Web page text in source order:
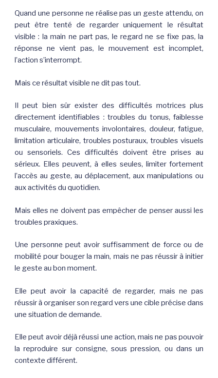
Quand une personne ne réalise pas un geste attendu, on
peut être tenté de regarder uniquement le résultat
visible : la main ne part pas, le regard ne se fixe pas, la
réponse ne vient pas, le mouvement est incomplet,
l’action s’interrompt.
Mais ce résultat visible ne dit pas tout.
Il peut bien sûr exister des difficultés motrices plus
directement identifiables : troubles du tonus, faiblesse
musculaire, mouvements involontaires, douleur, fatigue,
limitation articulaire, troubles posturaux, troubles visuels
ou sensoriels. Ces difficultés doivent être prises au
sérieux. Elles peuvent, à elles seules, limiter fortement
l’accès au geste, au déplacement, aux manipulations ou
aux activités du quotidien.
Mais elles ne doivent pas empêcher de penser aussi les
troubles praxiques.
Une personne peut avoir suffisamment de force ou de
mobilité pour bouger la main, mais ne pas réussir à initier
le geste au bon moment.
Elle peut avoir la capacité de regarder, mais ne pas
réussir à organiser son regard vers une cible précise dans
une situation de demande.
Elle peut avoir déjà réussi une action, mais ne pas pouvoir
la reproduire sur consigne, sous pression, ou dans un
contexte différent.